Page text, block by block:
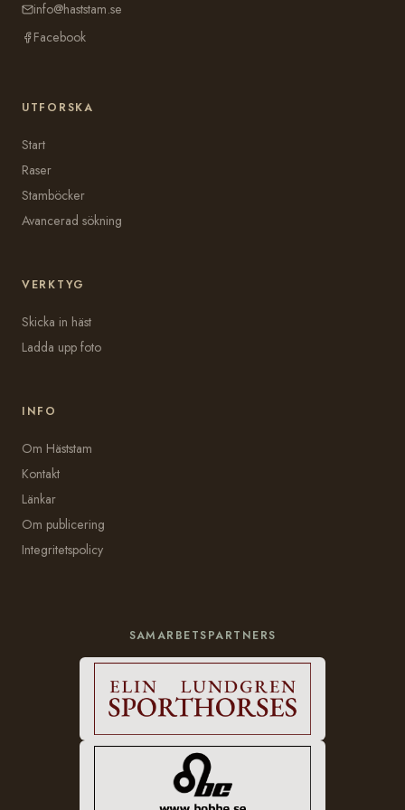
info@haststam.se
Facebook
UTFORSKA
Start
Raser
Stamböcker
Avancerad sökning
VERKTYG
Skicka in häst
Ladda upp foto
INFO
Om Häststam
Kontakt
Länkar
Om publicering
Integritetspolicy
SAMARBETSPARTNERS